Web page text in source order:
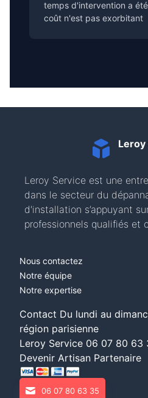
temps d'intervention a
coût n'est pas exorbitant
Leroy
Leroy Service est une
dans le secteur du
d'installation s’appuyant
professionnels qualifiés et
Nous contactez
Notre équipe
Notre expertise
Contact Du lundi au
région parisienne
Leroy Service 06 07 80 63
Devenir Artisan Partenaire
06 07 80 63 35